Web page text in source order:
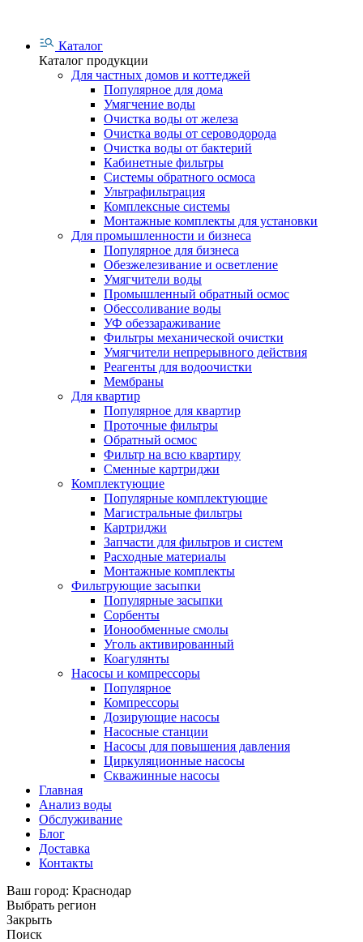
Каталог
Каталог продукции
Для частных домов и коттеджей
Популярное для дома
Умягчение воды
Очистка воды от железа
Очистка воды от сероводорода
Очистка воды от бактерий
Кабинетные фильтры
Системы обратного осмоса
Ультрафильтрация
Комплексные системы
Монтажные комплекты для установки
Для промышленности и бизнеса
Популярное для бизнеса
Обезжелезивание и осветление
Умягчители воды
Промышленный обратный осмос
Обессоливание воды
УФ обеззараживание
Фильтры механической очистки
Умягчители непрерывного действия
Реагенты для водоочистки
Мембраны
Для квартир
Популярное для квартир
Проточные фильтры
Обратный осмос
Фильтр на всю квартиру
Сменные картриджи
Комплектующие
Популярные комплектующие
Магистральные фильтры
Картриджи
Запчасти для фильтров и систем
Расходные материалы
Монтажные комплекты
Фильтрующие засыпки
Популярные засыпки
Сорбенты
Ионообменные смолы
Уголь активированный
Коагулянты
Насосы и компрессоры
Популярное
Компрессоры
Дозирующие насосы
Насосные станции
Насосы для повышения давления
Циркуляционные насосы
Скважинные насосы
Главная
Анализ воды
Обслуживание
Блог
Доставка
Контакты
Ваш город: Краснодар
Выбрать регион
Закрыть
Поиск